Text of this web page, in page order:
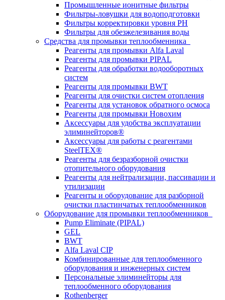
Промышленные ионитные фильтры
Фильтры-ловушки для водоподготовки
Фильтры корректировки уровня PH
Фильтры для обезжелезивания воды
Средства для промывки теплообменника
Реагенты для промывки Alfa Laval
Реагенты для промывки PIPAL
Реагенты для обработки водооборотных
систем
Реагенты для промывки BWT
Реагенты для очистки систем отопления
Реагенты для установок обратного осмоса
Реагенты для промывки Новохим
Аксессуары для удобства эксплуатации
элиминейторов®
Аксессуары для работы с реагентами
SteelTEX®
Реагенты для безразборной очистки
отопительного оборудования
Реагенты для нейтрализации, пассивации и
утилизации
Реагенты и оборудование для разборной
очистки пластинчатых теплообменников
Оборудование для промывки теплообменников
Pump Eliminate (PIPAL)
GEL
BWT
Alfa Laval CIP
Комбинированные для теплообменного
оборудования и инженерных систем
Персональные элиминейторы для
теплообменного оборудования
Rothenberger